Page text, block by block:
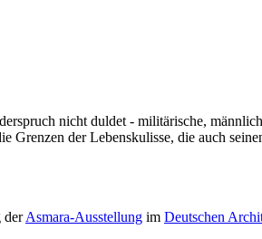
nicht duldet - militärische,
Grenzen der Lebenskulisse, die auch
derAsmara-Ausstellung im Deutschen